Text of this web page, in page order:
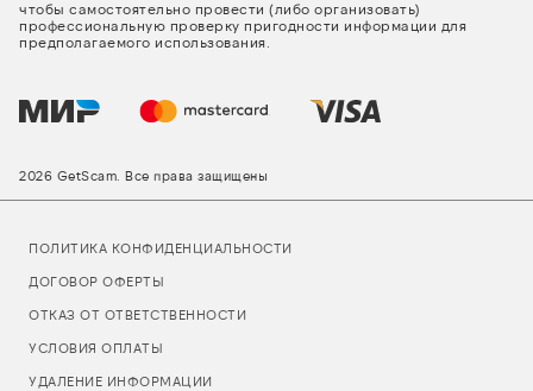
чтобы самостоятельно провести (либо организовать)
профессиональную проверку пригодности информации для
предполагаемого использования.
2026 GetScam. Все права защищены
ПОЛИТИКА КОНФИДЕНЦИАЛЬНОСТИ
ДОГОВОР ОФЕРТЫ
ОТКАЗ ОТ ОТВЕТСТВЕННОСТИ
УСЛОВИЯ ОПЛАТЫ
УДАЛЕНИЕ ИНФОРМАЦИИ